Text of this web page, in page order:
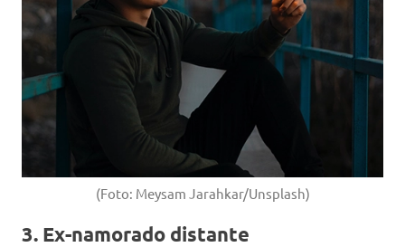
(Foto: Meysam Jarahkar/Unsplash)
3. Ex-namorado distante